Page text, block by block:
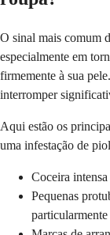
O sinal mais comum
especialmente em
firmemente à sua
interromper
Aqui estão os
uma infestação de
Coceira
Pequenas